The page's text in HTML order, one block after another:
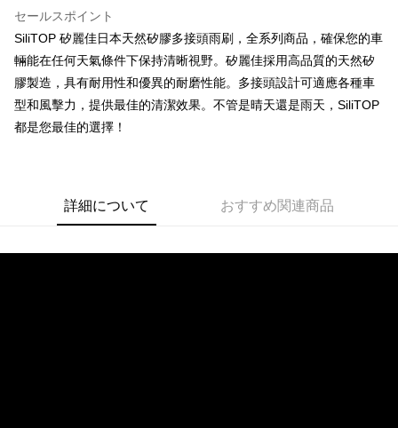
台新國際商業銀行
台湾楽天クレジットカード会社
Google Pay
Plus Pay
ATM払い
配送方法
線上付款後全家取貨
セールスポイント
SiliTOP 矽麗佳日本天然矽膠多接頭雨刷，全系列商品，確保您的車
輛能在任何天氣條件下保持清晰視野。矽麗佳採用高品質的天然矽
膠製造，具有耐用性和優異的耐磨性能。多接頭設計可適應各種車
型和風擊力，提供最佳的清潔效果。不管是晴天還是雨天，SiliTOP
都是您最佳的選擇！
詳細について おすすめ関連商品